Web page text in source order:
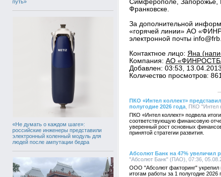
путь»
«Не думать о каждом шаге»:
российские инженеры представили
электронный коленный модуль для
людей после ампутации бедра
Симферополе, Запорожье,
Франковске.
За дополнительной
«горячей линии» АО
электронной почты
Контактное лицо: Яна
Компания: АО
Добавлен: 03:53,
Количество просмотров:
ПКО «Интел коллект»
полугодие 2026 года , ПКО "Интел
ПКО «Интел коллект» подвела
соответствующую финансовую
уверенный рост основных
принятой стратегии развития.
Абсолют Банк на 47% увеличил
"Абсолют Банк" (ПАО), 07:36,
ООО "Абсолют факторинг" укрепил
итогам работы за 1 полугодие 2026